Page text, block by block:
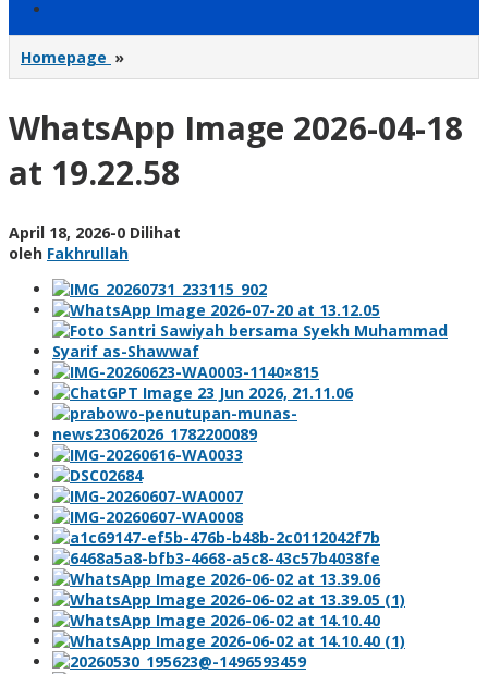
Homepage »
Image
04-
18
at
19.22.58
WhatsApp Image 2026-04-18
at 19.22.58
April 18, 2026oleh
Fakhrullah
-0 Dilihat
oleh Fakhrullah